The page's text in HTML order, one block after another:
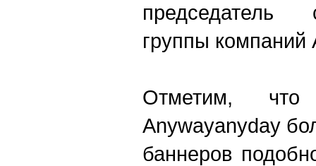
председатель
группы компаний
Отметим, что
Anywayanyday
баннеров